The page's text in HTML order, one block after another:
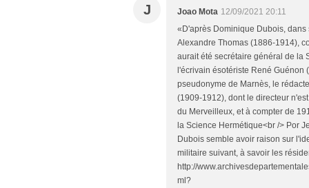
J Joao Mota 12/09/2021 20:11
«D'après Dominique Dubois,
Alexandre Thomas (1886-1914),
aurait été secrétaire général de la
l'écrivain ésotériste René Guénon
pseudonyme de Marnès, le
(1909-1912), dont le directeur
du Merveilleux, et à compter de
la Science Hermétique<br /> Por
Dubois semble avoir raison sur
militaire suivant, à savoir les
http://
ml?